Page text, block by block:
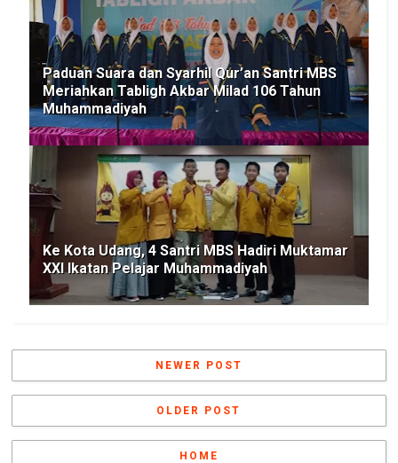
Paduan Suara dan Syarhil Qur’an Santri MBS
Meriahkan Tabligh Akbar Milad 106 Tahun
Muhammadiyah
Ke Kota Udang, 4 Santri MBS Hadiri Muktamar
XXI Ikatan Pelajar Muhammadiyah
NEWER POST
OLDER POST
HOME